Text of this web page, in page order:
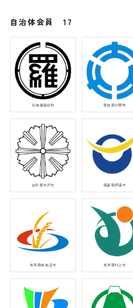
自治体会員 17
北海道羅臼町 青森県大間町
山形県米沢市 福島県伊達市
新潟県南魚沼市 新潟県村上市